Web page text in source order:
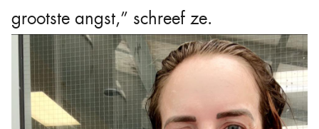
grootste angst,” schreef ze.